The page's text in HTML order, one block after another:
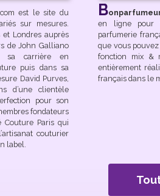
est le site du
sur mesures.
et Londres auprès
de John Galliano
sa carrière en
puis dans sa
David Purves,
d’une clientèle
pour son
fondateurs
Couture Paris qui
couturier
label.
B
en ligne pour
parfumerie
que vous
fonction mix &
entièrement
français dans le